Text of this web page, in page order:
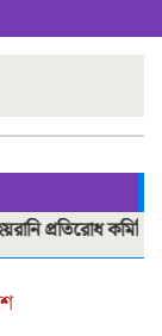
কমিটি